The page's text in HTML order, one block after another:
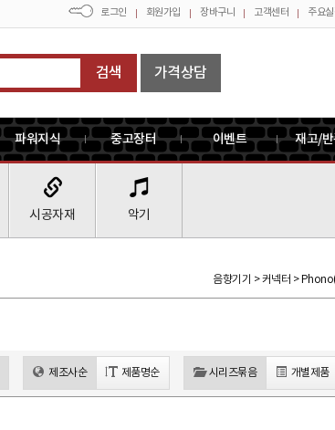
파워지식 중고장터 이벤트 재고/
시공자재 악기
로그인 회원가입 장바구니 고객센터 주요
검색 가격상담
음향기기 > 커넥터 >
제조사순 제품명순 시리즈묶음 개별제품